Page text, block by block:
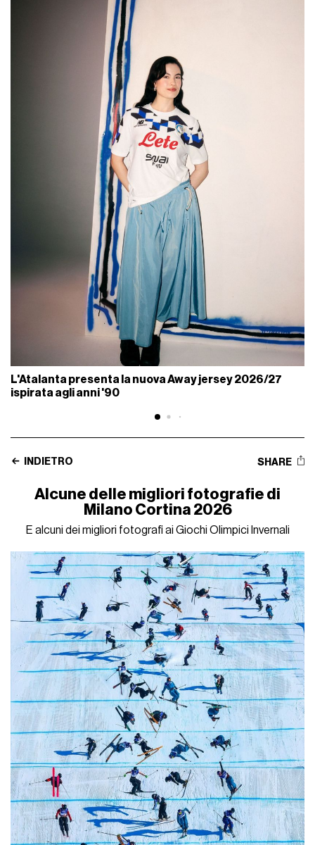
L'Atalanta presenta la nuova Away jersey 2026/27
ispirata agli anni '90
INDIETRO SHARE
Alcune delle migliori fotografie di
Milano Cortina 2026
E alcuni dei migliori fotografi ai Giochi OIimpici Invernali